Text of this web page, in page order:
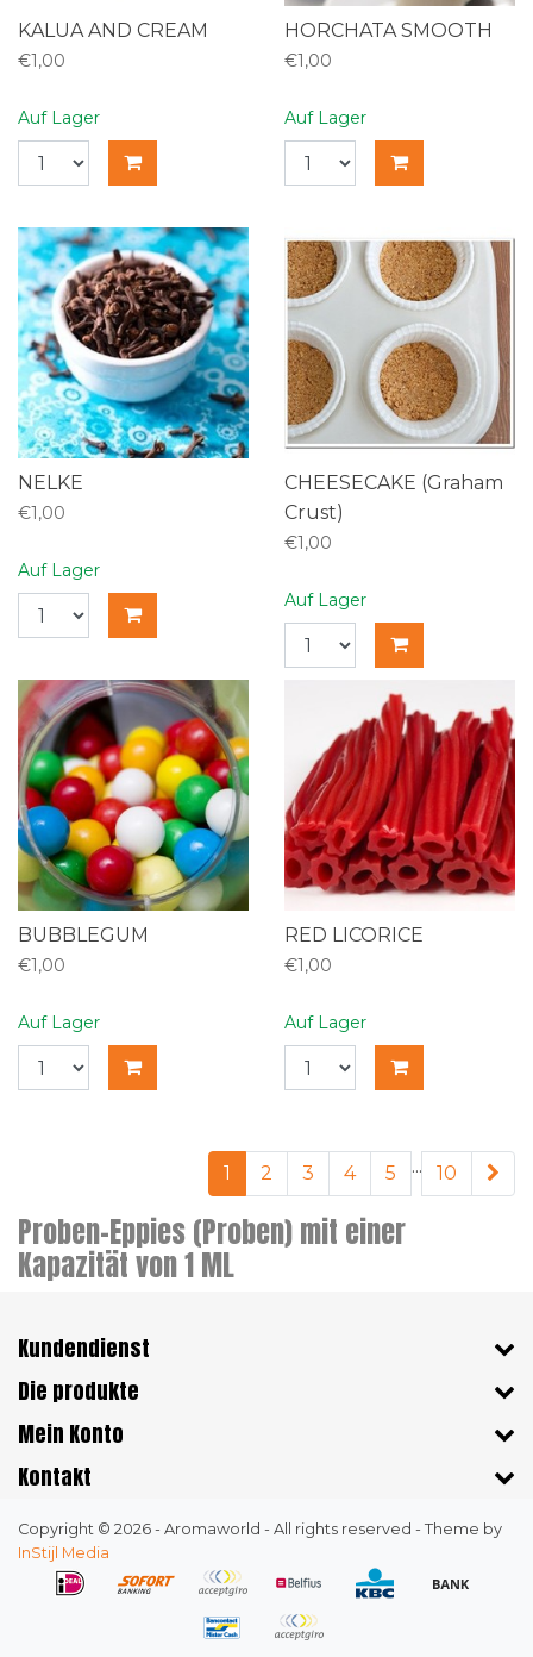
KALUA AND CREAM
€1,00
Auf Lager
HORCHATA SMOOTH
€1,00
Auf Lager
NELKE
€1,00
Auf Lager
CHEESECAKE (Graham
Crust)
€1,00
Auf Lager
BUBBLEGUM
€1,00
Auf Lager
RED LICORICE
€1,00
Auf Lager
1 2 3 4 5 ... 10
Proben-Eppies (Proben) mit einer
Kapazität von 1 ML
Kundendienst
Die produkte
Mein Konto
Kontakt
Copyright © 2026 - Aromaworld - All rights reserved - Theme by
InStijl Media